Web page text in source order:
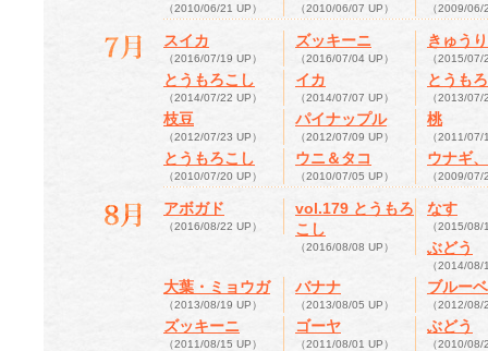
（2010/06/21 UP） （2010/06/07 UP） （2009/06/
スイカ
（2016/07/19 UP）
ズッキーニ
（2016/07/04 UP）
きゅうり
（2015/07/
とうもろこし
（2014/07/22 UP）
イカ
（2014/07/07 UP）
とうも
（2013/07/
枝豆
（2012/07/23 UP）
パイナップル
（2012/07/09 UP）
桃
（2011/07/
とうもろこし
（2010/07/20 UP）
ウニ＆タコ
（2010/07/05 UP）
ウナギ
（2009/07/
アボガド
（2016/08/22 UP）
vol.179 とうもろ
こし
（2016/08/08 UP）
なす
（2015/08/
ぶどう
（2014/08/
大葉・ミョウガ
（2013/08/19 UP）
バナナ
（2013/08/05 UP）
ブルー
（2012/08/
ズッキーニ
（2011/08/15 UP）
ゴーヤ
（2011/08/01 UP）
ぶどう
（2010/08/